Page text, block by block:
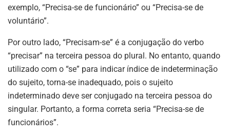
exemplo, “Precisa-se de funcionário” ou “Precisa-se de
voluntário”.
Por outro lado, “Precisam-se” é a conjugação do verbo
“precisar” na terceira pessoa do plural. No entanto, quando
utilizado com o “se” para indicar índice de indeterminação
do sujeito, torna-se inadequado, pois o sujeito
indeterminado deve ser conjugado na terceira pessoa do
singular. Portanto, a forma correta seria “Precisa-se de
funcionários”.